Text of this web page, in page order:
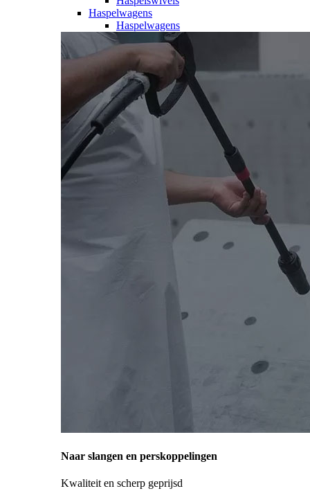
Haspelwagens
Haspelwagens
Naar slangen en perskoppelingen
Kwaliteit en scherp geprijsd